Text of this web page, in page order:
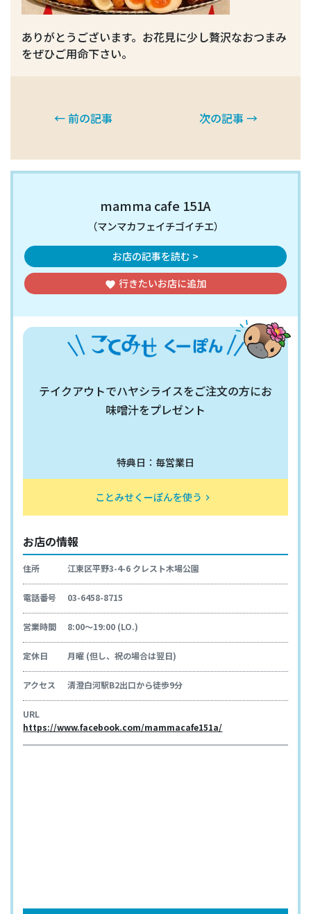
ありがとうございます。お花見に少し贅沢なおつまみ
をぜひご用命下さい。
← 前の記事 次の記事 →
mamma cafe 151A
（マンマカフェイチゴイチエ）
お店の記事を読む >
favorite 行きたいお店に追加
テイクアウトでハヤシライスをご注文の方にお
味噌汁をプレゼント
特典日：毎営業日
ことみせくーぽんを使う keyboard_arrow_right
お店の情報
住所 江東区平野3-4-6 クレスト木場公園
電話番号 03-6458-8715
営業時間 8:00～19:00 (LO.)
定休日 月曜 (但し、祝の場合は翌日)
アクセス 清澄白河駅B2出口から徒歩9分
URL
https://www.facebook.com/mammacafe151a/